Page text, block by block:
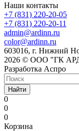
Наши контакты
+7 (831) 220-20-05
+7 (831) 220-20-11
admin@ardinn.ru
color@ardinn.ru
603016, г. Нижний
2026 © ООО "ГК
Разработка Аспро
Найти
0
0
0
Корзина